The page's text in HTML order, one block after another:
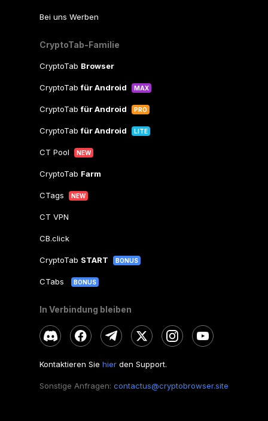
Bei uns Werben
CryptoTab-Familie
CryptoTab Browser
CryptoTabfür Android MAX
CryptoTabfür Android PRO
CryptoTabfür Android LITE
CT Pool NEW
CryptoTab Farm
CTags NEW
CT VPN
CB.click
CryptoTab START BONUS
CTabs BONUS
In Verbindung bleiben
Kontaktieren Sie hier den Support.
Sonstige Anfragen: contactus@cryptobrowser.site